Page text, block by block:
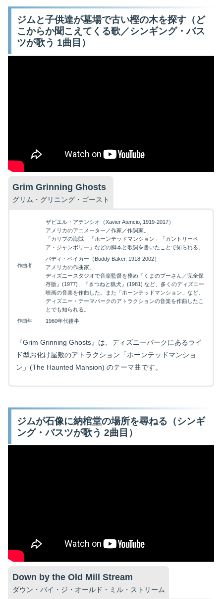
ジムと子供達が墓場で古い樫の木を探す（ど
こからか聞こえてくる歌／シンギング・バス
ツが歌う 1曲目）
Grim Grinning Ghosts
グリム・グリニング・ゴースト
作曲者
ザビエル・アテンシオ（Xavier Atencio, 1919-2017）
アメリカのアニメーター／作家／作詞家。
「カリブの海賊」「ホーンテッドマンション」「カントリーベ
ア・ジャンボリー」などの脚本と歌詞を書いたことで知られる。
バディ・ベイカー（Buddy Baker, 1918-2002）
アメリカの作曲家。
ディズニースタジオで音楽監督を務め『くまのプーさん／完全保
存版』(1977)、『きつねと猟犬』(1981) など、多くのディズニー
映画の音楽を作曲した。また「ホーンテッドマンション」など、
ディズニー・テーマパークのアトラクションの音楽を作曲したこ
とでも知られる。
作曲年 1960年代後半
『Grim Grinning Ghosts』は、ディズニーパークにあるライ
ド型お化け屋敷のアトラクション「ホーンテッドマンショ
ン」(The Haunted Mansion) のテーマ曲です。
ジムが石像に納棺堂の場所を尋ねる（シンギ
ング・バスツが歌う 2曲目）
Down by the Old Mill Stream
ダウン・バイ・ジ・オールド・ミル・ストリーム